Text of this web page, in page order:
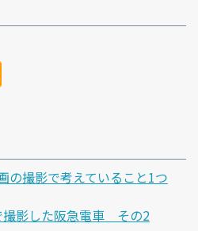
の撮影で考えていること1つ
撮影した阪急電車 その2